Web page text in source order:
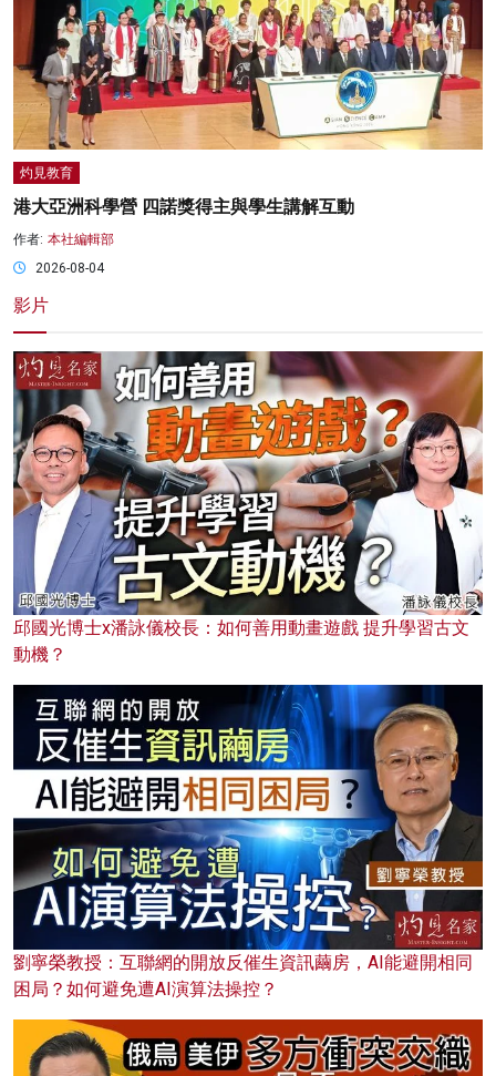
灼見教育
港大亞洲科學營 四諾獎得主與學生講解互動
作者: 本社編輯部
2026-08-04
影片
邱國光博士x潘詠儀校長：如何善用動畫遊戲 提升學習古文
動機？
劉寧榮教授：互聯網的開放反催生資訊繭房，AI能避開相同
困局？如何避免遭AI演算法操控？